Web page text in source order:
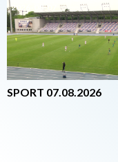
2026-08-07
SPORT 07.08.2026